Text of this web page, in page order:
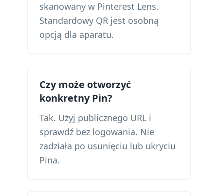
skanowany w Pinterest Lens.
Standardowy QR jest osobną
opcją dla aparatu.
Czy może otworzyć
konkretny Pin?
Tak. Użyj publicznego URL i
sprawdź bez logowania. Nie
zadziała po usunięciu lub ukryciu
Pina.